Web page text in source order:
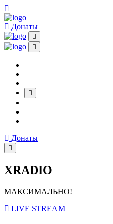
Донаты
Донаты
XRADIO
МАКСИМАЛЬНО!
LIVE STREAM